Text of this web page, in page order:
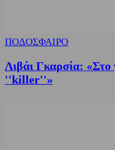
ΠΟΔΟΣΦΑΙΡΟ
Λιβάι Γκαρσία: «Στο
''killer''»